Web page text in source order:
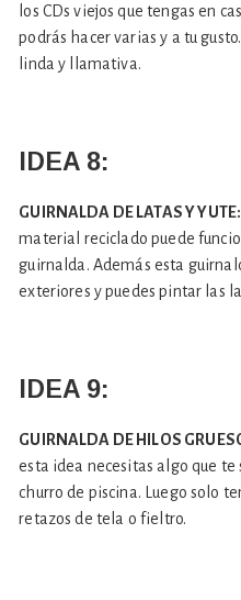
los CDs viejos que tengas en
podrás hacer varias y a tu
linda y llamativa.
IDEA 8:
GUIRNALDA DE LATAS Y
material reciclado puede
guirnalda. Además esta
exteriores y puedes pintar las
IDEA 9:
GUIRNALDA DE HILOS
esta idea necesitas algo que te
churro de piscina. Luego solo
retazos de tela o fieltro.